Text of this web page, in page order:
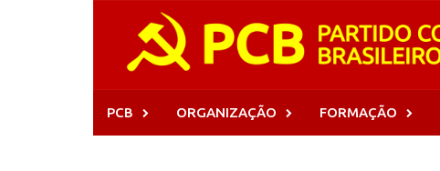
PCB ORGANIZAÇÃO FORMAÇÃO